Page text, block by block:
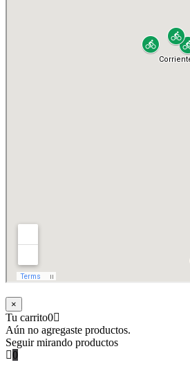
×
Tu carrito0
Aún no agregaste productos.
Seguir mirando productos
0